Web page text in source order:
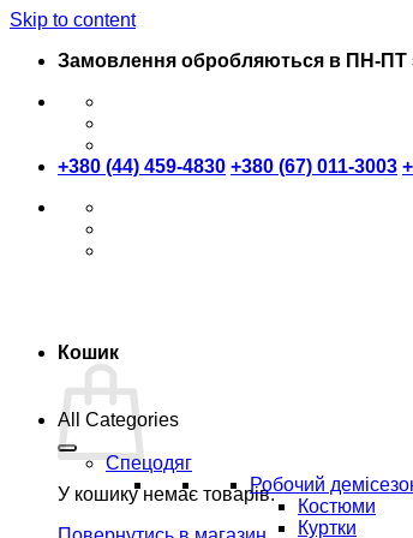
Skip to content
Замовлення обробляються в ПН-ПТ
+380 (44) 459-4830 +380 (67) 011-3003
Кошик
У кошику немає товарів.
All Categories
Спецодяг
Робочий
Костюми
Куртки